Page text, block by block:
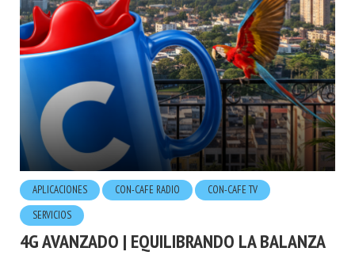
APLICACIONES CON-CAFE RADIO
CON-CAFE TV
SERVICIOS
4G AVANZADO | EQUILIBRANDO LA BALANZA